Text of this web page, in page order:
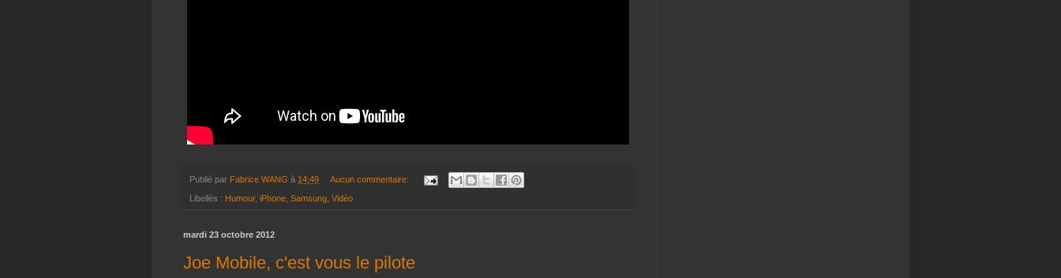
Publié par Fabrice WANG à 14:49 Aucun commentaire:
Libellés : Humour, iPhone Samsung Vidéo
mardi 23 octobre 2012
Joe Mobile, c'est vous le pilote